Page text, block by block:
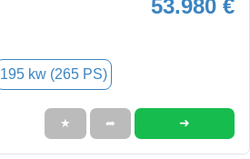
53.980 €
195 kw (265 PS)
★ ➦ ➜